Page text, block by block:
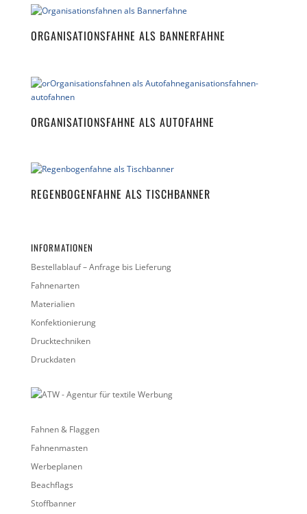
a
t
:
ORGANISATIONSFAHNE ALS BANNERFAHNE
ORGANISATIONSFAHNE ALS AUTOFAHNE
REGENBOGENFAHNE ALS TISCHBANNER
INFORMATIONEN
Bestellablauf – Anfrage bis Lieferung
Fahnenarten
Materialien
Konfektionierung
Drucktechniken
Druckdaten
Fahnen & Flaggen
Fahnenmasten
Werbeplanen
Beachflags
Stoffbanner